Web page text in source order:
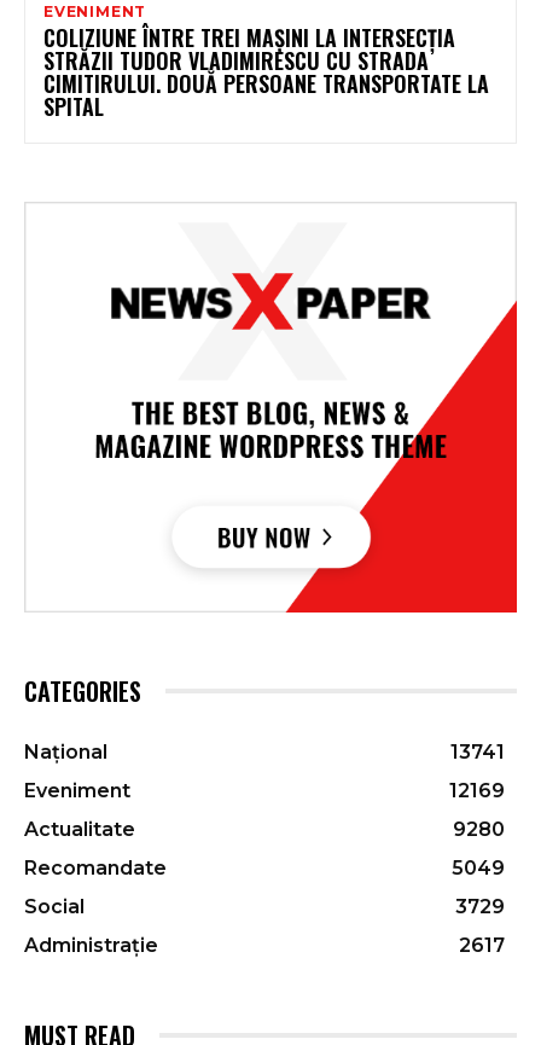
EVENIMENT
COLIZIUNE ÎNTRE TREI MAȘINI LA INTERSECȚIA
STRĂZII TUDOR VLADIMIRESCU CU STRADA
CIMITIRULUI. DOUĂ PERSOANE TRANSPORTATE LA
SPITAL
CATEGORIES
Național
13741
Eveniment
12169
Actualitate
9280
Recomandate
5049
Social
3729
Administrație
2617
MUST READ